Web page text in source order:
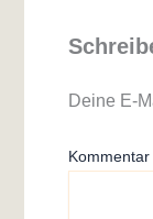
Deine E-
Kommentar